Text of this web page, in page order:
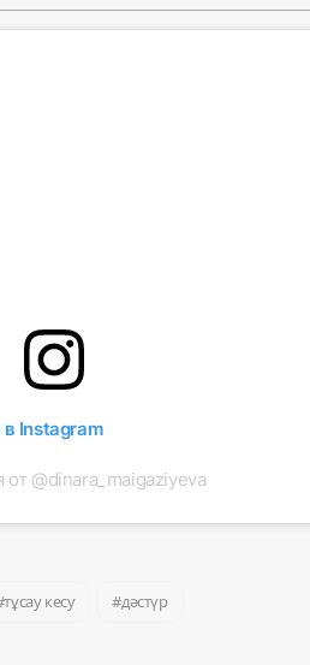
Instagram
от @dinara_maigaziyeva
тұсау кесу дәстүр